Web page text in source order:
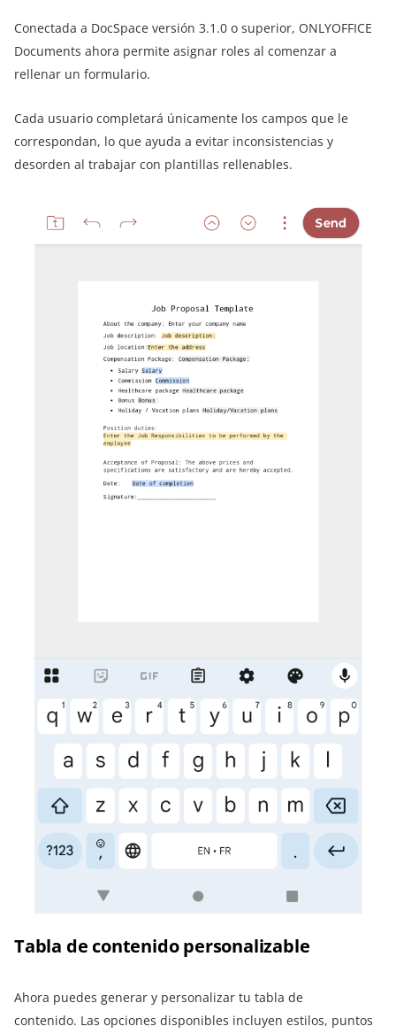
Conectada a DocSpace versión 3.1.0 o superior, ONLYOFFICE
Documents ahora permite asignar roles al comenzar a
rellenar un formulario.
Cada usuario completará únicamente los campos que le
correspondan, lo que ayuda a evitar inconsistencias y
desorden al trabajar con plantillas rellenables.
Tabla de contenido personalizable
Ahora puedes generar y personalizar tu tabla de
contenido. Las opciones disponibles incluyen estilos, puntos